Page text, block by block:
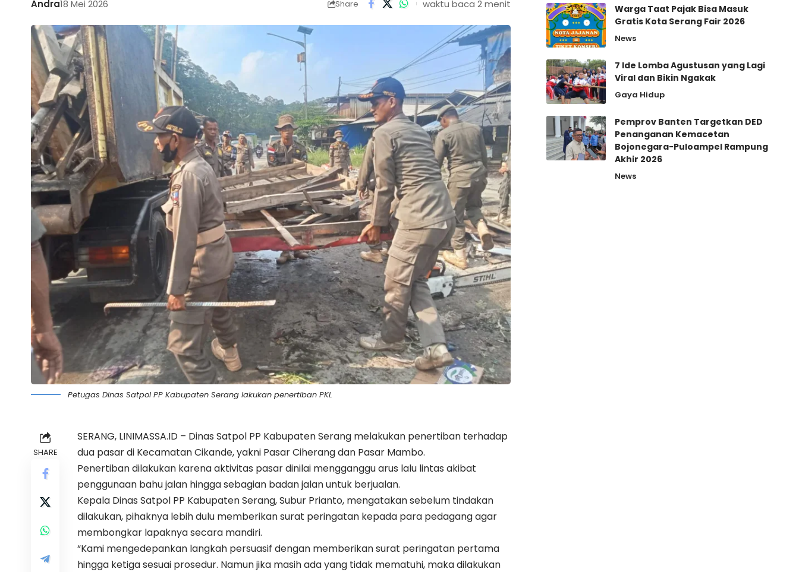
Andra18 Mei 2026 Share waktu baca 2 menit
Petugas Dinas Satpol PP Kabupaten Serang lakukan penertiban PKL
SHARE
SERANG, LINIMASSA.ID – Dinas Satpol PP Kabupaten Serang melakukan penertiban terhadap
dua pasar di Kecamatan Cikande, yakni Pasar Ciherang dan Pasar Mambo.
Penertiban dilakukan karena aktivitas pasar dinilai mengganggu arus lalu lintas akibat
penggunaan bahu jalan hingga sebagian badan jalan untuk berjualan.
Kepala Dinas Satpol PP Kabupaten Serang, Subur Prianto, mengatakan sebelum tindakan
dilakukan, pihaknya lebih dulu memberikan surat peringatan kepada para pedagang agar
membongkar lapaknya secara mandiri.
“Kami mengedepankan langkah persuasif dengan memberikan surat peringatan pertama
hingga ketiga sesuai prosedur. Namun jika masih ada yang tidak mematuhi, maka dilakukan
Warga Taat Pajak Bisa Masuk
Gratis Kota Serang Fair 2026
News
7 Ide Lomba Agustusan yang Lagi
Viral dan Bikin Ngakak
Gaya Hidup
Pemprov Banten Targetkan DED
Penanganan Kemacetan
Bojonegara-Puloampel Rampung
Akhir 2026
News